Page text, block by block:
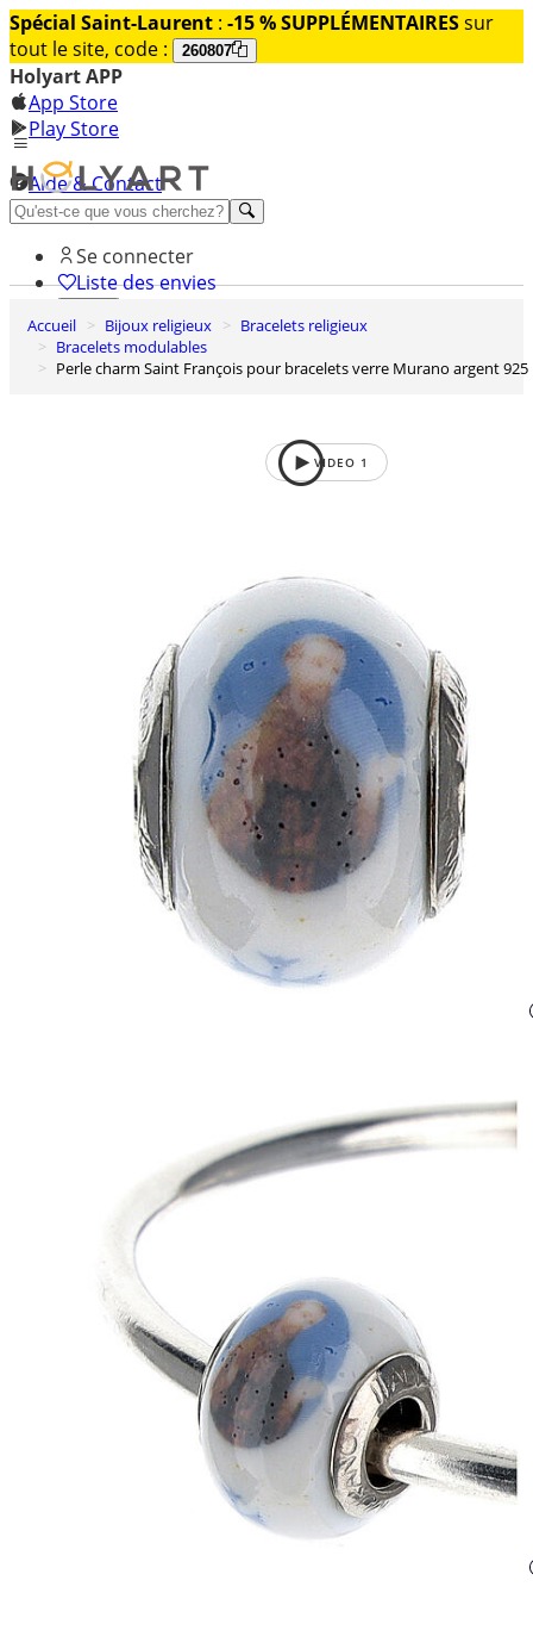
Spécial Saint-Laurent : -15 % SUPPLÉMENTAIRESsur
tout le site, code :
260807
Holyart APP
App Store
Play Store
Aide & Contact
Découvrez Premium
Se connecter
Liste des envies
0
Panier
Accueil Bijoux religieux
Bracelets religieux
Bracelets modulables
Perle charm Saint François pour bracelets verre Murano argent 925
VIDEO 1